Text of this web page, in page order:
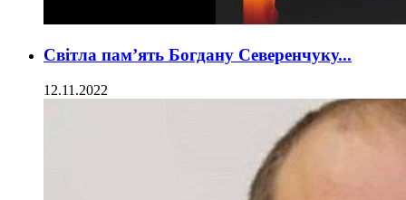
Світла пам’ять Богдану Северенчуку...
12.11.2022